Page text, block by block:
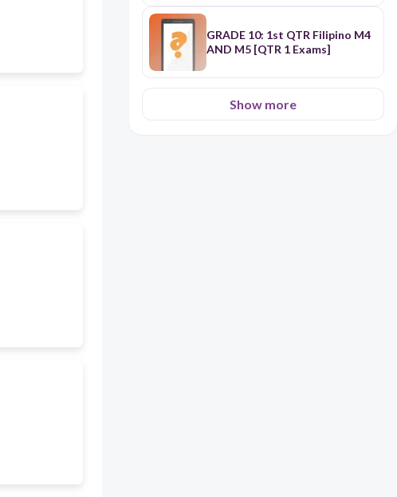
GRADE 10: 1st QTR Filipino M4
AND M5 [QTR 1 Exams]
Show more